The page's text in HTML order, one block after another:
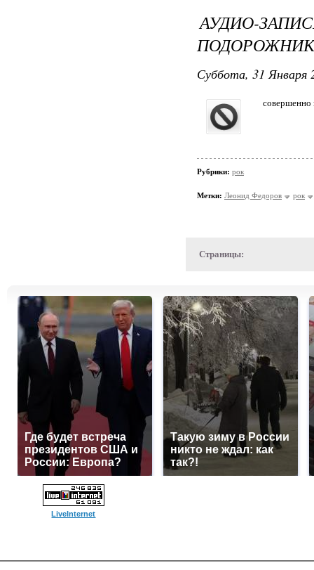
АУДИО-
ПОДОРОЖНИК
Суббота, 31 Января
совершенно
Рубрики: рок
Метки: Леонид Федоров рок
Страницы:
Где будет встреча
президентов США и
России: Европа?
Такую зиму в России
никто не ждал: как
так?!
LiveInternet